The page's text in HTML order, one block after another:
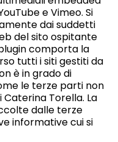
e Vimeo. Si
dai suddetti
del sito ospitante
comporta la
tutti i siti gestiti da
è in grado di
le terze parti non
Torella. La
dalle terze
informative cui si